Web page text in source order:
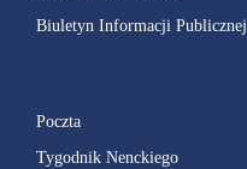
Biuletyn Informacji Publicznej
Poczta
Tygodnik Nenckiego